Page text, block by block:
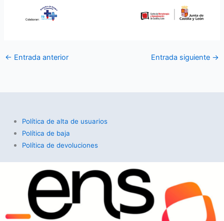
← Entrada anterior Entrada siguiente →
Política de alta de usuarios
Política de baja
Política de devoluciones